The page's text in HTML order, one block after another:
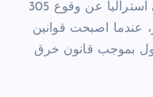
وكشف مكتب مفوض المعلومات في استراليا عن وقوع 305
فبراير، عندما اصبحت قوانين
بموجب قانون خرق